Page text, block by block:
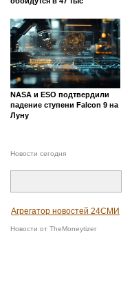
NASA и ESO подтвердили
падение ступени Falcon 9 на
Луну
Новости сегодня
Агрегатор новостей 24СМИ
Новости от TheMoneytizer